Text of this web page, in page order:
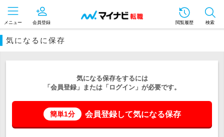
メニュー 会員登録 閲覧履歴 検索
気になるに保存
気になる保存をするには
「会員登録」または「ログイン」が必要です。
簡単1分 会員登録して気になる保存